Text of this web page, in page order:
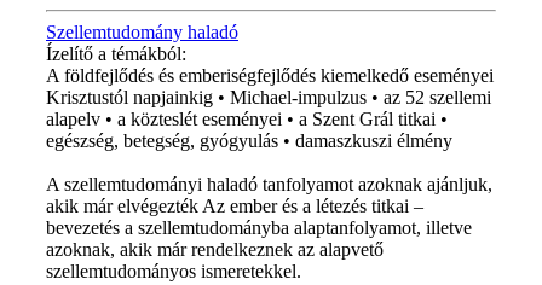
Szellemtudomány haladó
Ízelítő a témákból:
A földfejlődés és emberiségfejlődés kiemelkedő eseményei
Krisztustól napjainkig • Michael-impulzus • az 52 szellemi
alapelv • a közteslét eseményei • a Szent Grál titkai •
egészség, betegség, gyógyulás • damaszkuszi élmény
A szellemtudományi haladó tanfolyamot azoknak ajánljuk,
akik már elvégezték Az ember és a létezés titkai –
bevezetés a szellemtudományba alaptanfolyamot, illetve
azoknak, akik már rendelkeznek az alapvető
szellemtudományos ismeretekkel.